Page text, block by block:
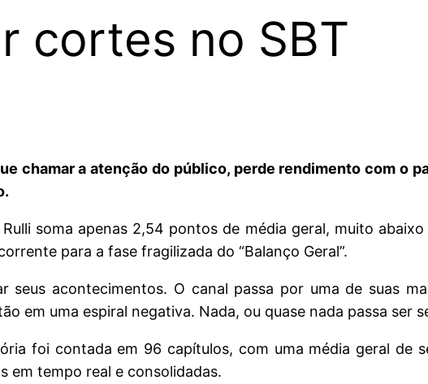
cortes no SBT
chamar a atenção do público, perde rendimento com o
soma apenas 2,54 pontos de média geral, muito
para a fase fragilizada do “Balanço Geral”.
seus acontecimentos. O canal passa por uma de suas
em uma espiral negativa. Nada, ou quase nada passa ser
foi contada em 96 capítulos, com uma média geral de
em tempo real e consolidadas.